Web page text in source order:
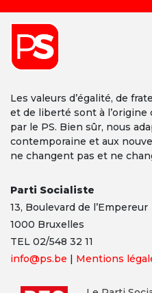
Les valeurs d’égalité, de
et de liberté sont à
par le PS. Bien sûr, nous
contemporaine et aux
ne changent pas et ne
Parti Socialiste
13, Boulevard de l’Empereur
1000 Bruxelles
TEL 02/548 32 11
info@ps.be | Mentions